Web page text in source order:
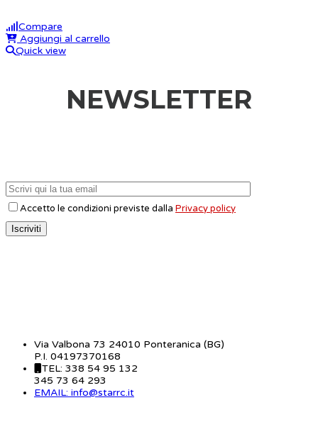
Compare
Aggiungi al carrello
Quick view
NEWSLETTER
Accetto le condizioni previste dalla Privacy policy
Via Valbona 73 24010 Ponteranica (BG)
P.I. 04197370168
TEL: 338 54 95 132
345 73 64 293
EMAIL: info@starrc.it